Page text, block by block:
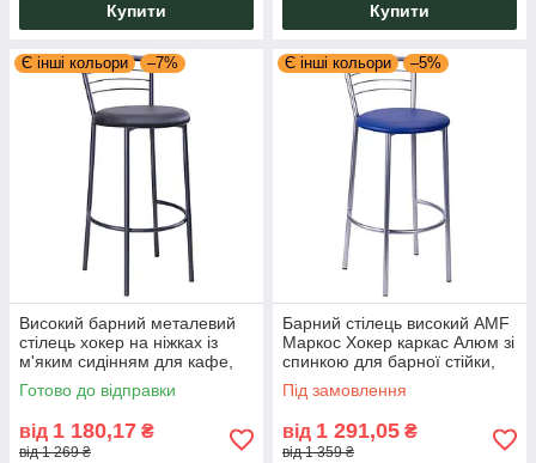
Купити Купити
Є інші кольори –7%
Високий барний металевий
стілець хокер на ніжках із
м'яким сидінням для кафе,
бара Маркос Хокер Чорний
AMF
Готово до відправки
від 1 180,17 ₴
від 1 269 ₴
Є інші кольори –5%
Барний стілець високий AMF
Маркос Хокер каркас Алюм зі
спинкою для барної стійки,
кафе, бару та візажиста
Під замовлення
від 1 291,05 ₴
від 1 359 ₴